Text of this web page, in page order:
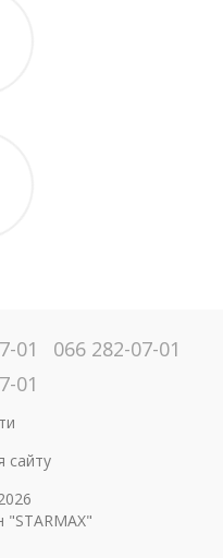
01
066 282-07-01
01
сайту
"STARMAX"